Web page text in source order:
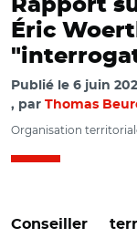
Rapport
Éric
Publié le 6 juin
par Thomas
Organisation
Conseiller